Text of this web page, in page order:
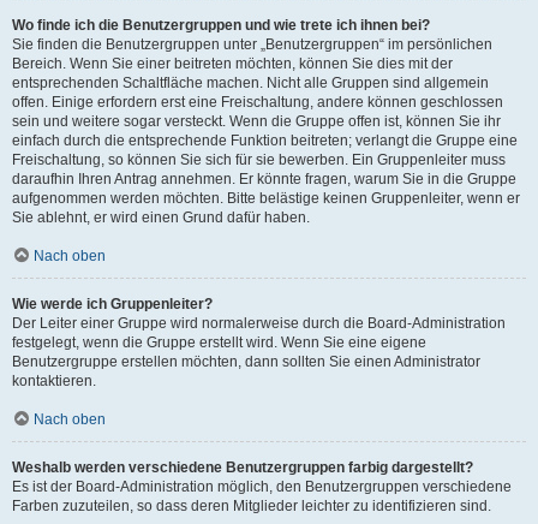
Wo finde ich die Benutzergruppen und wie trete ich ihnen bei?
Sie finden die Benutzergruppen unter „Benutzergruppen“ im persönlichen
Bereich. Wenn Sie einer beitreten möchten, können Sie dies mit der
entsprechenden Schaltfläche machen. Nicht alle Gruppen sind allgemein
offen. Einige erfordern erst eine Freischaltung, andere können geschlossen
sein und weitere sogar versteckt. Wenn die Gruppe offen ist, können Sie ihr
einfach durch die entsprechende Funktion beitreten; verlangt die Gruppe eine
Freischaltung, so können Sie sich für sie bewerben. Ein Gruppenleiter muss
daraufhin Ihren Antrag annehmen. Er könnte fragen, warum Sie in die Gruppe
aufgenommen werden möchten. Bitte belästige keinen Gruppenleiter, wenn er
Sie ablehnt, er wird einen Grund dafür haben.
Nach oben
Wie werde ich Gruppenleiter?
Der Leiter einer Gruppe wird normalerweise durch die Board-Administration
festgelegt, wenn die Gruppe erstellt wird. Wenn Sie eine eigene
Benutzergruppe erstellen möchten, dann sollten Sie einen Administrator
kontaktieren.
Nach oben
Weshalb werden verschiedene Benutzergruppen farbig dargestellt?
Es ist der Board-Administration möglich, den Benutzergruppen verschiedene
Farben zuzuteilen, so dass deren Mitglieder leichter zu identifizieren sind.